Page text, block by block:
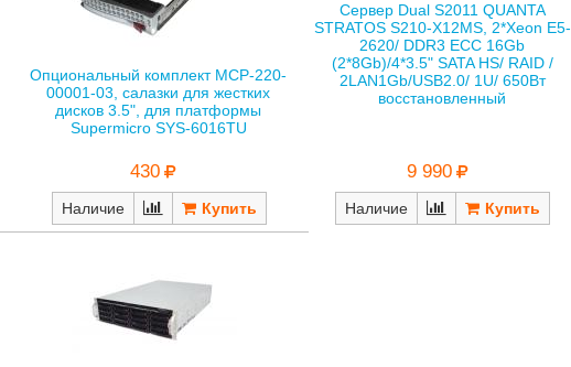
Опциональный комплект MCP-220-
00001-03, салазки для жестких
дисков 3.5", для платформы
Supermicro SYS-6016TU
430
Наличие
Сервер Dual S2011 QUANTA
STRATOS S210-X12MS, 2*Xeon E5-
2620/ DDR3 ECC 16Gb
(2*8Gb)/4*3.5" SATA HS/ RAID /
2LAN1Gb/USB2.0/ 1U/ 650Вт
восстановленный
9 990
Наличие